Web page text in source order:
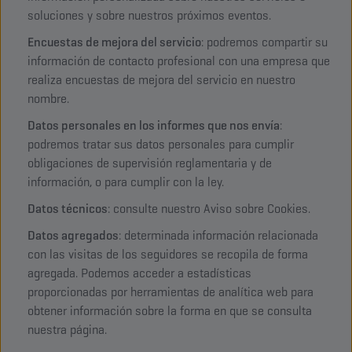
soluciones y sobre nuestros próximos eventos.
Encuestas de mejora del servicio: podremos compartir su
información de contacto profesional con una empresa que
realiza encuestas de mejora del servicio en nuestro
nombre.
Datos personales en los informes que nos envía:
podremos tratar sus datos personales para cumplir
obligaciones de supervisión reglamentaria y de
información, o para cumplir con la ley.
Datos técnicos: consulte nuestro Aviso sobre Cookies.
Datos agregados: determinada información relacionada
con las visitas de los seguidores se recopila de forma
agregada. Podemos acceder a estadísticas
proporcionadas por herramientas de analítica web para
obtener información sobre la forma en que se consulta
nuestra página.